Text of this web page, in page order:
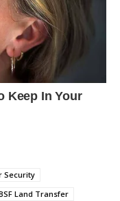
Security
Land Transfer